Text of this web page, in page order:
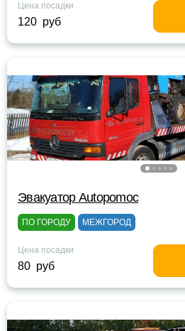
Цена посадки
120 руб
Эвакуатор Autopomoc
ПО ГОРОДУ МЕЖГОРОД
Цена посадки
80 руб